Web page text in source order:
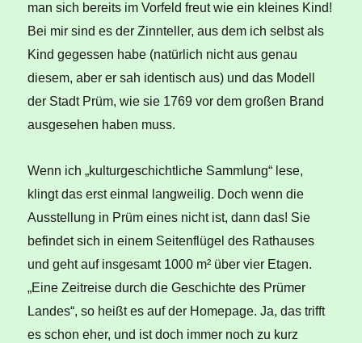
man sich bereits im Vorfeld freut wie ein kleines Kind!
Bei mir sind es der Zinnteller, aus dem ich selbst als
Kind gegessen habe (natürlich nicht aus genau
diesem, aber er sah identisch aus) und das Modell
der Stadt Prüm, wie sie 1769 vor dem großen Brand
ausgesehen haben muss.
Wenn ich „kulturgeschichtliche Sammlung“ lese,
klingt das erst einmal langweilig. Doch wenn die
Ausstellung in Prüm eines nicht ist, dann das! Sie
befindet sich in einem Seitenflügel des Rathauses
und geht auf insgesamt 1000 m² über vier Etagen.
„Eine Zeitreise durch die Geschichte des Prümer
Landes“, so heißt es auf der Homepage. Ja, das trifft
es schon eher, und ist doch immer noch zu kurz